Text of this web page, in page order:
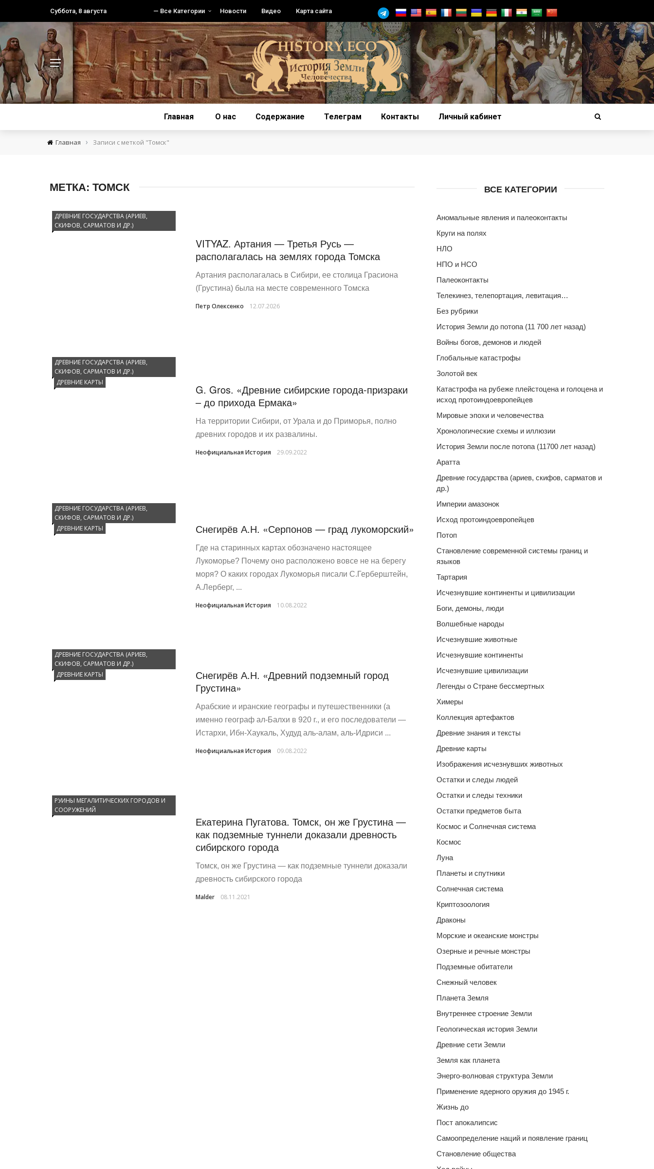
Суббота, 8 августа — Все Категории Новости Видео Карта сайта
Главная О нас Содержание Телеграм Контакты Личный кабинет
Главная › Записи с меткой "Томск"
МЕТКА: ТОМСК
ДРЕВНИЕ ГОСУДАРСТВА (АРИЕВ,
СКИФОВ, САРМАТОВ И ДР.)
VITYAZ. Артания — Третья Русь —
располагалась на землях города Томска
Артания располагалась в Сибири, ее столица Грасиона
(Грустина) была на месте современного Томска
Петр Олексенко 12.07.2026
ДРЕВНИЕ ГОСУДАРСТВА (АРИЕВ,
СКИФОВ, САРМАТОВ И ДР.)
ДРЕВНИЕ КАРТЫ
G. Gros. «Древние сибирские города-призраки
– до прихода Ермака»
На территории Сибири, от Урала и до Приморья, полно
древних городов и их развалины.
Неофициальная История 29.09.2022
ДРЕВНИЕ ГОСУДАРСТВА (АРИЕВ,
СКИФОВ, САРМАТОВ И ДР.)
ДРЕВНИЕ КАРТЫ
Снегирёв А.Н. «Серпонов — град лукоморский»
Где на старинных картах обозначено настоящее
Лукоморье? Почему оно расположено вовсе не на берегу
моря? О каких городах Лукоморья писали С.Герберштейн,
А.Лерберг, ...
Неофициальная История 10.08.2022
ДРЕВНИЕ ГОСУДАРСТВА (АРИЕВ,
СКИФОВ, САРМАТОВ И ДР.)
ДРЕВНИЕ КАРТЫ
Снегирёв А.Н. «Древний подземный город
Грустина»
Арабские и иранские географы и путешественники (а
именно географ ал-Балхи в 920 г., и его последователи —
Истархи, Ибн-Хаукаль, Худуд аль-алам, аль-Идриси ...
Неофициальная История 09.08.2022
РУИНЫ МЕГАЛИТИЧЕСКИХ ГОРОДОВ И
СООРУЖЕНИЙ
Екатерина Пугатова. Томск, он же Грустина —
как подземные туннели доказали древность
сибирского города
Томск, он же Грустина — как подземные туннели доказали
древность сибирского города
Malder 08.11.2021
ВСЕ КАТЕГОРИИ
Аномальные явления и палеоконтакты
Круги на полях
НЛО
НПО и НСО
Палеоконтакты
Телекинез, телепортация, левитация…
Без рубрики
История Земли до потопа (11 700 лет назад)
Войны богов, демонов и людей
Глобальные катастрофы
Золотой век
Катастрофа на рубеже плейстоцена и голоцена и
исход протоиндоевропейцев
Мировые эпохи и человечества
Хронологические схемы и иллюзии
История Земли после потопа (11700 лет назад)
Аратта
Древние государства (ариев, скифов, сарматов и
др.)
Империи амазонок
Исход протоиндоевропейцев
Потоп
Становление современной системы границ и
языков
Тартария
Исчезнувшие континенты и цивилизации
Боги, демоны, люди
Волшебные народы
Исчезнувшие животные
Исчезнувшие континенты
Исчезнувшие цивилизации
Легенды о Стране бессмертных
Химеры
Коллекция артефактов
Древние знания и тексты
Древние карты
Изображения исчезнувших животных
Остатки и следы людей
Остатки и следы техники
Остатки предметов быта
Космос и Солнечная система
Космос
Луна
Планеты и спутники
Солнечная система
Криптозоология
Драконы
Морские и океанские монстры
Озерные и речные монстры
Подземные обитатели
Снежный человек
Планета Земля
Внутреннее строение Земли
Геологическая история Земли
Древние сети Земли
Земля как планета
Энерго-волновая структура Земли
Применение ядерного оружия до 1945 г.
Жизнь до
Пост апокалипсис
Самоопределение наций и появление границ
Становление общества